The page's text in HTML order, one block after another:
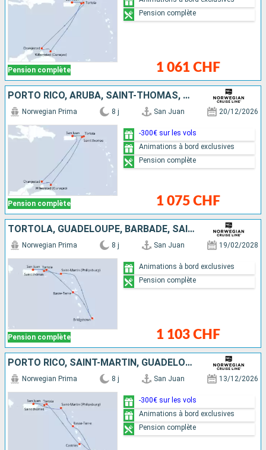
Pension complète 1 061 CHF
Pension complète
PORTO RICO, ARUBA, SAINT-THOMAS, TORTOLA
Pension complète
Norwegian Prima 8 j San Juan 20/12/2026
1 075 CHF
-300€ sur les vols
Animations à bord exclusives
Pension complète
TORTOLA, GUADELOUPE, BARBADE, SAINT-MARTIN, SAINT-THOMAS, PORTO RICO
Pension complète
Norwegian Prima 8 j San Juan 19/02/2028
1 103 CHF
Animations à bord exclusives
Pension complète
PORTO RICO, SAINT-MARTIN, GUADELOUPE, BARBADE, SAINTE-LUCIE, TORTOLA, SAINT-THOMAS
Norwegian Prima 8 j San Juan 13/12/2026
-300€ sur les vols
Animations à bord exclusives
Pension complète